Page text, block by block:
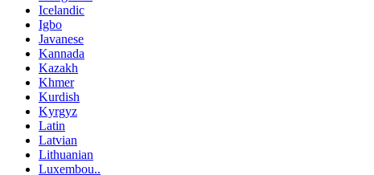
Icelandic
Igbo
Javanese
Kannada
Kazakh
Khmer
Kurdish
Kyrgyz
Latin
Latvian
Lithuanian
Luxembou..